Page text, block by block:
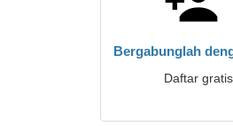
Bergabunglah
Daftar gratis